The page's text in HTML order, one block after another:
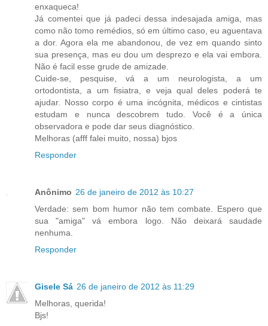
enxaqueca!
Já comentei que já padeci dessa indesajada amiga, mas
como não tomo remédios, só em último caso, eu aguentava
a dor. Agora ela me abandonou, de vez em quando sinto
sua presença, mas eu dou um desprezo e ela vai embora.
Não é facil esse grude de amizade.
Cuide-se, pesquise, vá a um neurologista, a um
ortodontista, a um fisiatra, e veja qual deles poderá te
ajudar. Nosso corpo é uma incógnita, médicos e cintistas
estudam e nunca descobrem tudo. Você é a única
observadora e pode dar seus diagnóstico.
Melhoras (afff falei muito, nossa) bjos
Responder
Anônimo 26 de janeiro de 2012 às 10:27
Verdade: sem bom humor não tem combate. Espero que
sua "amiga" vá embora logo. Não deixará saudade
nenhuma.
Responder
Gisele Sá 26 de janeiro de 2012 às 11:29
Melhoras, querida!
Bjs!